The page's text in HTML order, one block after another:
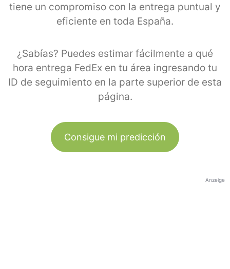
tiene un compromiso con la entrega puntual y
eficiente en toda España.
¿Sabías? Puedes estimar fácilmente a qué
hora entrega FedEx en tu área ingresando tu
ID de seguimiento en la parte superior de esta
página.
Consigue mi predicción
Anzeige